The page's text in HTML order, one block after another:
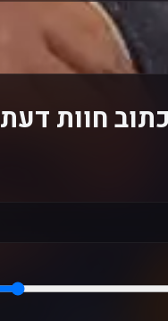
חוות דעת